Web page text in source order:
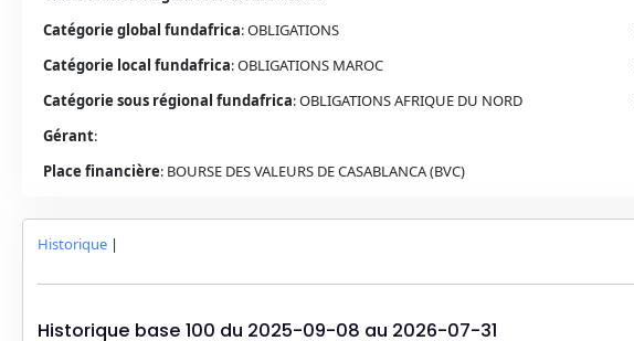
Catégorie global fundafrica:OBLIGATIONS
Catégorie local fundafrica:OBLIGATIONS MAROC
Catégorie sous régional fundafrica:OBLIGATIONS AFRIQUE DU NORD
Gérant:
Place financière: BOURSE DES VALEURS DE CASABLANCA (BVC)
Historique |
Historique base 100 du 2025-09-08 au 2026-07-31